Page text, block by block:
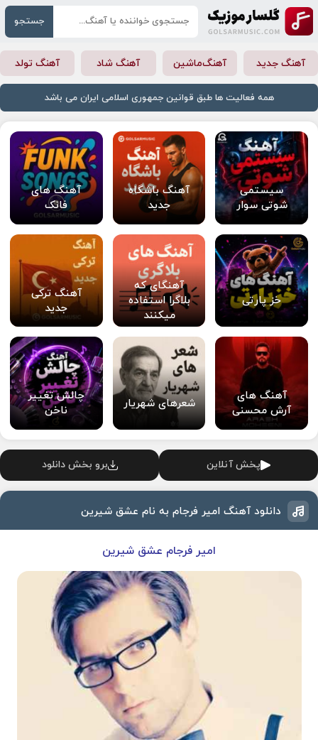
جستجو
آهنگ جدید آهنگ‌ماشین آهنگ شاد آهنگ تولد
همه فعالیت ها طبق قوانین جمهوری اسلامی ایران می باشد
سیستمی
شوتی سوار
آهنگ باشگاه
جدید
آهنگ های
فانک
خز پارتی
آهنگای که
بلاگرا استفاده
میکنند
آهنگ ترکی
جدید
آهنگ های
آرش محسنی
شعرهای شهریار
چالش تغییر
ناخن
پخش آنلاین برو بخش دانلود
دانلود آهنگ امیر فرجام به نام عشق شیرین
امیر فرجام عشق شیرین